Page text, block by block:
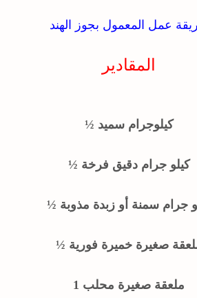
عمل المعمول بجوز الهند
المقادير
½ كيلوجرام سميد
½ كيلو جرام دقيق فرخة
جرام سمنة أو زبدة مذوبة
ملعقة صغيرة خميرة فورية
1 ملعقة صغيرة محلب